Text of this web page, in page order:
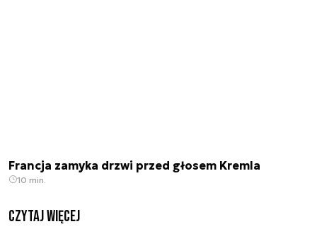
Francja zamyka drzwi przed głosem Kremla
10 min.
czytaj więcej